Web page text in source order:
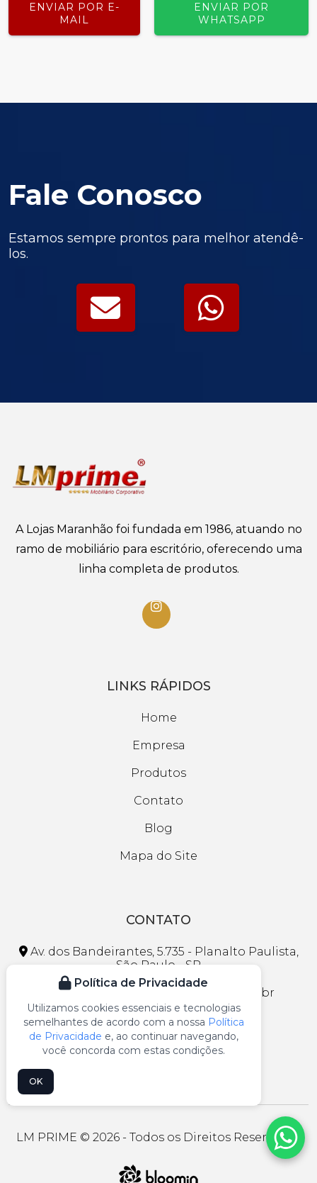
ENVIAR POR E-
MAIL
ENVIAR POR
WHATSAPP
Fale Conosco
Estamos sempre prontos para melhor atendê-
los.
A Lojas Maranhão foi fundada em 1986, atuando no
ramo de mobiliário para escritório, oferecendo uma
linha completa de produtos.
LINKS RÁPIDOS
Home
Empresa
Produtos
Contato
Blog
Mapa do Site
CONTATO
Av. dos Bandeirantes, 5.735 - Planalto Paulista,
São Paulo - SP
faleconosco@lojasmaranhao.com.br
(11) 3297-1013
(11) 99109-5541
LM PRIME © 2026 - Todos os Direitos Reservados
Política de Privacidade
Utilizamos cookies essenciais e tecnologias
semelhantes de acordo com a nossa Política
de Privacidade e, ao continuar navegando,
você concorda com estas condições.
OK